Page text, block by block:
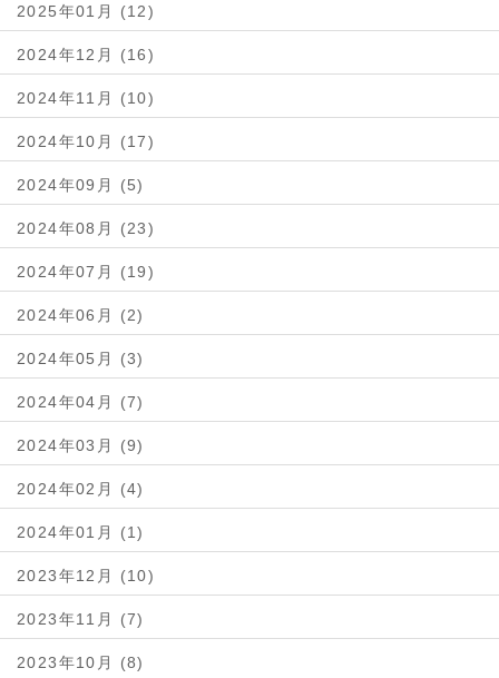
2025年01月 (12)
2024年12月 (16)
2024年11月 (10)
2024年10月 (17)
2024年09月 (5)
2024年08月 (23)
2024年07月 (19)
2024年06月 (2)
2024年05月 (3)
2024年04月 (7)
2024年03月 (9)
2024年02月 (4)
2024年01月 (1)
2023年12月 (10)
2023年11月 (7)
2023年10月 (8)